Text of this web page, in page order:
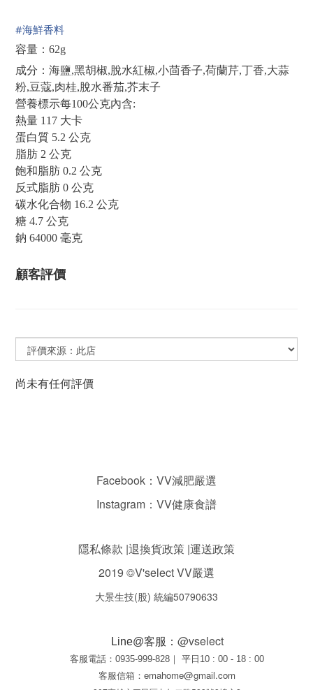
#海鮮香料
容量：62g
成分：海鹽,黑胡椒,脫水紅椒,小茴香子,荷蘭芹,丁香,大蒜
粉,豆蔻,肉桂,脫水番茄,芥末子
營養標示每100公克內含:
熱量 117 大卡
蛋白質 5.2 公克
脂肪 2 公克
飽和脂肪 0.2 公克
反式脂肪 0 公克
碳水化合物 16.2 公克
糖 4.7 公克
鈉 64000 毫克
顧客評價
尚未有任何評價
Facebook：VV減肥嚴選
Instagram：VV健康食譜
隱私條款 |退換貨政策 |運送政策
2019 ©V'selectVV嚴選
大景生技(股) 統編50790633
Line@客服： @vselect
客服電話：0935-999-828｜ 平日10 : 00 - 18 : 00
客服信箱：emahome@gmail.com